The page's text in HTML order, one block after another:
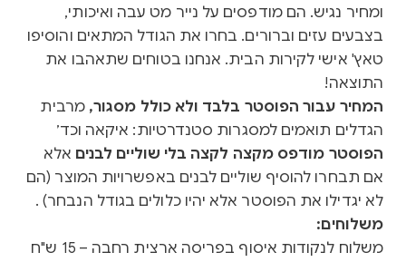
ומחיר נגיש. הם מודפסים על נייר מט עבה ואיכותי,
בצבעים עזים וברורים. בחרו את הגודל המתאים והוסיפו
טאץ' אישי לקירות הבית. אנחנו בטוחים שתאהבו את
התוצאה!
המחיר עבור הפוסטר בלבד ולא כולל מסגור, מרבית
הגדלים תואמים למסגרות סטנדרטיות: איקאה וכד׳
הפוסטר מודפס מקצה לקצה בלי שוליים לבנים אלא
אם תבחרו להוסיף שוליים לבנים באפשרויות המוצר (הם
לא יגדילו את הפוסטר אלא יהיו כלולים בגודל הנבחר) .
משלוחים:
משלוח לנקודות איסוף בפריסה ארצית רחבה – 15 ש"ח